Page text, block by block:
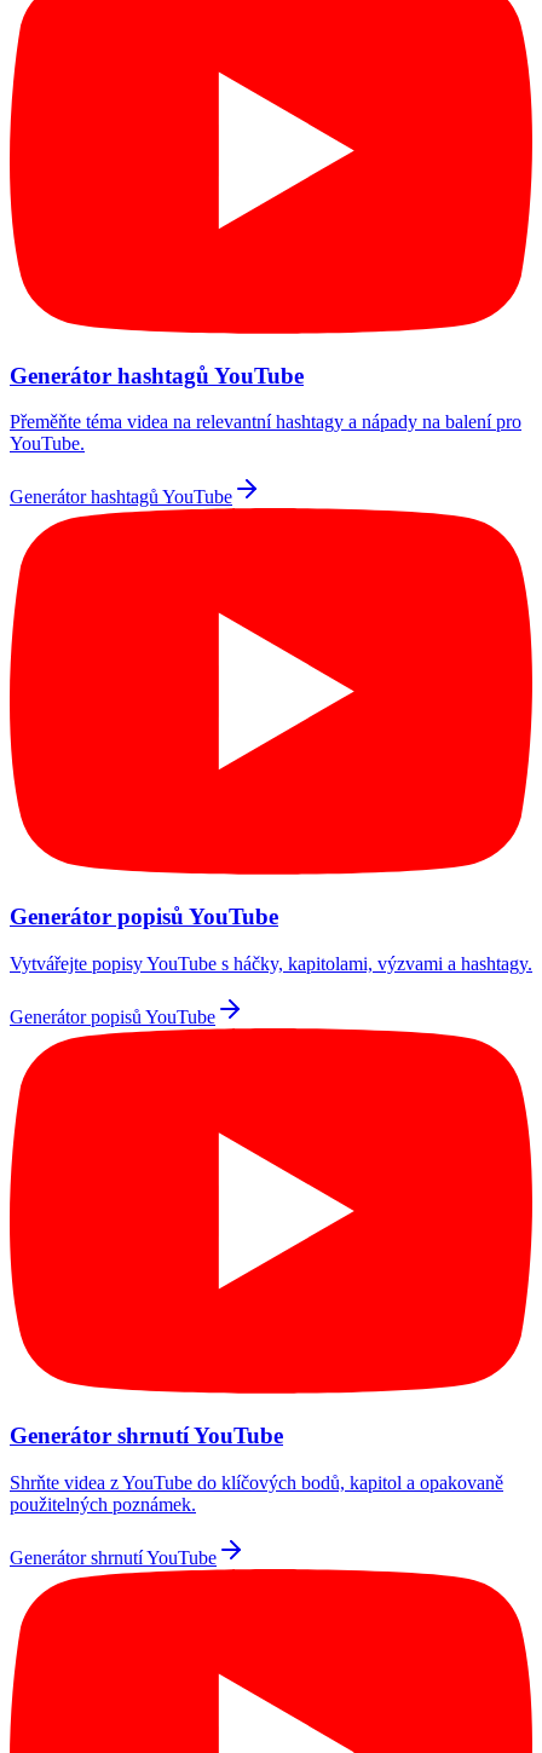
Generátor hashtagů YouTube
Přeměňte téma videa na relevantní hashtagy a nápady na balení pro
YouTube.
Generátor hashtagů YouTube
Generátor popisů YouTube
Vytvářejte popisy YouTube s háčky, kapitolami, výzvami a hashtagy.
Generátor popisů YouTube
Generátor shrnutí YouTube
Shrňte videa z YouTube do klíčových bodů, kapitol a opakovaně
použitelných poznámek.
Generátor shrnutí YouTube